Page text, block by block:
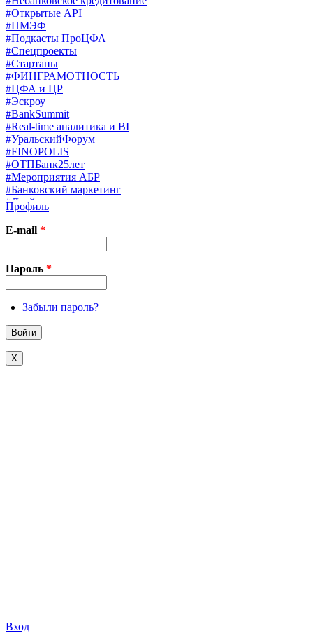
#Открытые API
#ПМЭФ
#Подкасты ПроЦФА
#Спецпроекты
#Стартапы
#ФИНГРАМОТНОСТЬ
#ЦФА и ЦР
#Эскроу
#BankSummit
#Real-time аналитика и BI
#УральскийФорум
#FINOPOLIS
#ОТПБанк25лет
#Мероприятия АБР
#Банковский маркетинг
#Драйверы страхования
#Финконгресс ЦБ
#PB&WM
#UX/CX
#Экосистемы
X
Профиль
E-mail *
Пароль *
Забыли пароль?
X
Вход